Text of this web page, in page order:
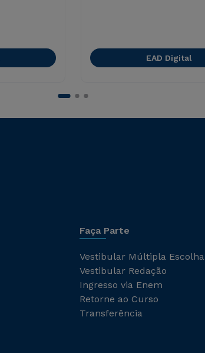
EAD Digital
Faça Parte
Vestibular Múltipla Escolha
Vestibular Redação
Ingresso via Enem
Retorne ao Curso
Transferência